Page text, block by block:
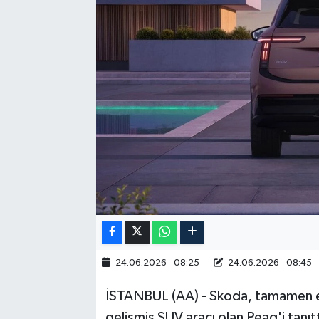
24.06.2026 - 08:25 24.06.2026 - 08:45
İSTANBUL (AA) - Skoda,